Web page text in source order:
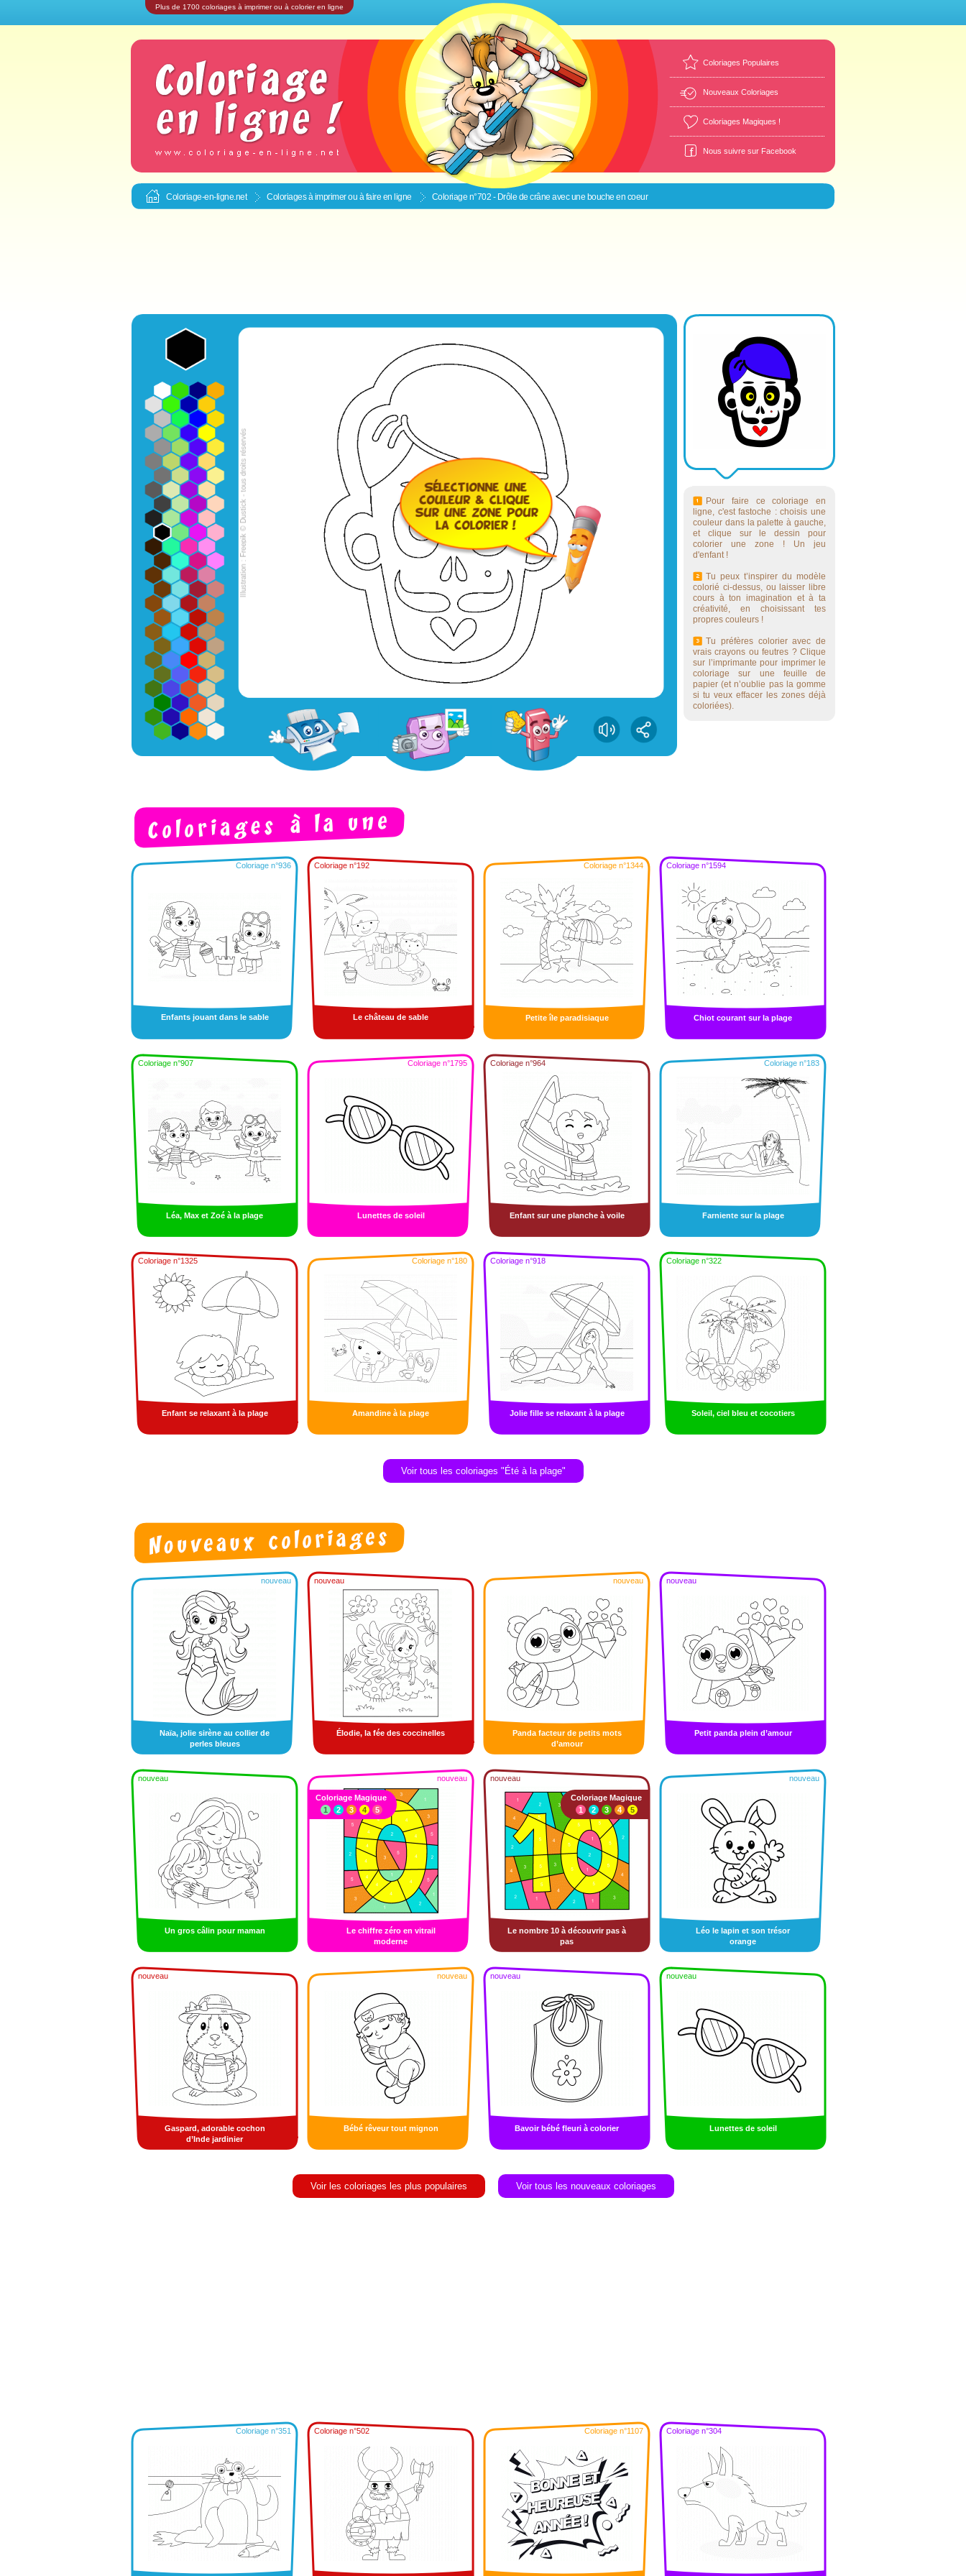
Plus de 1700 coloriages à imprimer ou à colorier en ligne
Coloriages Populaires
Nouveaux Coloriages
Coloriages Magiques !
Nous suivre sur Facebook
Coloriage-en-ligne.net Coloriages à imprimer ou à faire en ligne Coloriage n°702 - Drôle de crâne avec une bouche en coeur
Pour faire ce coloriage en
ligne, c'est fastoche : choisis une
couleur dans la palette à gauche,
et clique sur le dessin pour
colorier une zone ! Un jeu
d'enfant !
Tu peux t’inspirer du modèle
colorié ci-dessus, ou laisser libre
cours à ton imagination et à ta
créativité, en choisissant tes
propres couleurs !
Tu préfères colorier avec de
vrais crayons ou feutres ? Clique
sur l’imprimante pour imprimer le
coloriage sur une feuille de
papier (et n’oublie pas la gomme
si tu veux effacer les zones déjà
coloriées).
Coloriage n°936
Enfants jouant dans le sable
Coloriage n°192
Le château de sable
Coloriage n°1344
Petite île paradisiaque
Coloriage n°1594
Chiot courant sur la plage
Coloriage n°907
Léa, Max et Zoé à la plage
Coloriage n°1795
Lunettes de soleil
Coloriage n°964
Enfant sur une planche à voile
Coloriage n°183
Farniente sur la plage
Coloriage n°1325
Enfant se relaxant à la plage
Coloriage n°180
Amandine à la plage
Coloriage n°918
Jolie fille se relaxant à la plage
Coloriage n°322
Soleil, ciel bleu et cocotiers
Voir tous les coloriages "Été à la plage"
nouveau
Naïa, jolie sirène au collier de
perles bleues
nouveau
Élodie, la fée des coccinelles
nouveau
Panda facteur de petits mots
d’amour
nouveau
Petit panda plein d’amour
nouveau
Un gros câlin pour maman
nouveau
Le chiffre zéro en vitrail
moderne
Coloriage Magique
1
2 3 4 5
nouveau
Le nombre 10 à découvrir pas à
pas
Coloriage Magique
1
2 3 4 5
nouveau
Léo le lapin et son trésor
orange
nouveau
Gaspard, adorable cochon
d’Inde jardinier
nouveau
Bébé rêveur tout mignon
nouveau
Bavoir bébé fleuri à colorier
nouveau
Lunettes de soleil
Voir les coloriages les plus populaires Voir tous les nouveaux coloriages
Coloriage n°351 Coloriage n°502 Coloriage n°1107 Coloriage n°304